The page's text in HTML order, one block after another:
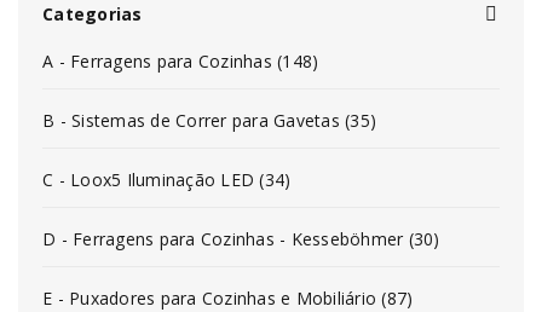
Categorias
A - Ferragens para Cozinhas (148)
B - Sistemas de Correr para Gavetas (35)
C - Loox5 Iluminação LED (34)
D - Ferragens para Cozinhas - Kesseböhmer (30)
E - Puxadores para Cozinhas e Mobiliário (87)